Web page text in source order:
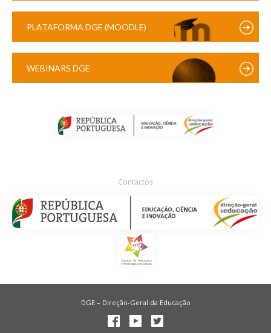
PLATAFORMA DGE (MOODLE)
WEBINARS DGE
Contactos
DGE – Direção-Geral da Educação